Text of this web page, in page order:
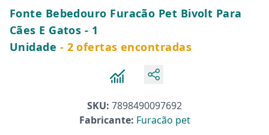
Fonte Bebedouro Furacão Pet Bivolt Para
Cães E Gatos - 1
Unidade - 2 ofertas encontradas
SKU: 7898490097692
Fabricante: Furacão pet